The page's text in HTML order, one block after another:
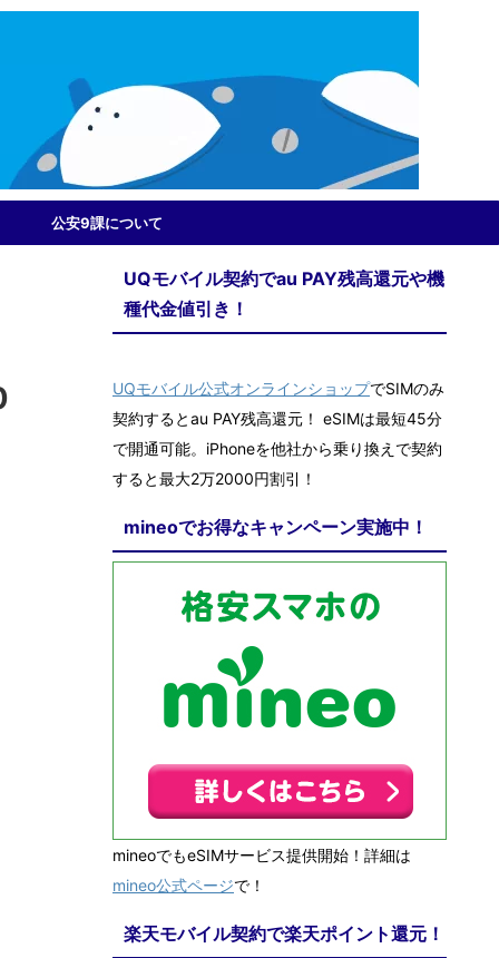
公安9課について
UQモバイル契約でau PAY残高還元や機
種代金値引き！
UQモバイル公式オンラインショップでSIMのみ
契約するとau PAY残高還元！ eSIMは最短45分
で開通可能。iPhoneを他社から乗り換えで契約
すると最大2万2000円割引！
mineoでお得なキャンペーン実施中！
mineoでもeSIMサービス提供開始！詳細は
mineo公式ページで！
楽天モバイル契約で楽天ポイント還元！